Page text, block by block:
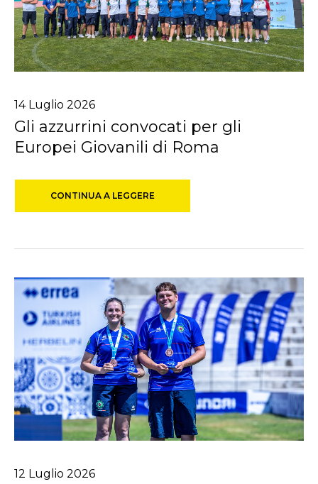
14 Luglio 2026
Gli azzurrini convocati per gli
Europei Giovanili di Roma
CONTINUA A LEGGERE
12 Luglio 2026